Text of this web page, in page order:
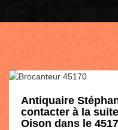
Antiquaire
contacter à la
Oison dans le